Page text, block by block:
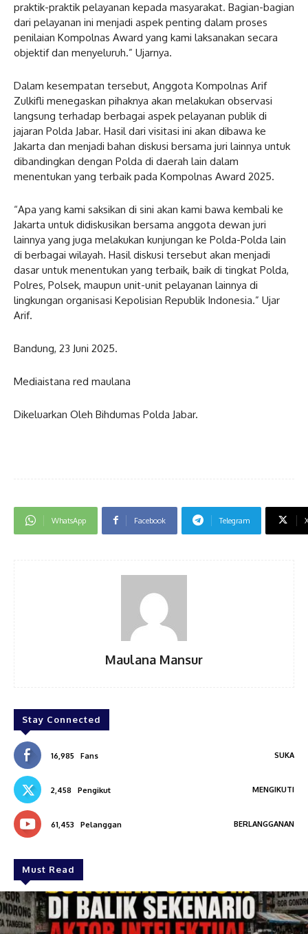
praktik-praktik pelayanan kepada masyarakat. Bagian-bagian
dari pelayanan ini menjadi aspek penting dalam proses
penilaian Kompolnas Award yang kami laksanakan secara
objektif dan menyeluruh.” Ujarnya.
Dalam kesempatan tersebut, Anggota Kompolnas Arif
Zulkifli menegaskan pihaknya akan melakukan observasi
langsung terhadap berbagai aspek pelayanan publik di
jajaran Polda Jabar. Hasil dari visitasi ini akan dibawa ke
Jakarta dan menjadi bahan diskusi bersama juri lainnya untuk
dibandingkan dengan Polda di daerah lain dalam
menentukan yang terbaik pada Kompolnas Award 2025.
“Apa yang kami saksikan di sini akan kami bawa kembali ke
Jakarta untuk didiskusikan bersama anggota dewan juri
lainnya yang juga melakukan kunjungan ke Polda-Polda lain
di berbagai wilayah. Hasil diskusi tersebut akan menjadi
dasar untuk menentukan yang terbaik, baik di tingkat Polda,
Polres, Polsek, maupun unit-unit pelayanan lainnya di
lingkungan organisasi Kepolisian Republik Indonesia.” Ujar
Arif.
Bandung, 23 Juni 2025.
Mediaistana red maulana
Dikeluarkan Oleh Bihdumas Polda Jabar.
WhatsApp Facebook Telegram
Maulana Mansur
Stay Connected
16,985 Fans SUKA
2,458 Pengikut MENGIKUTI
61,453 Pelanggan BERLANGGANAN
Must Read